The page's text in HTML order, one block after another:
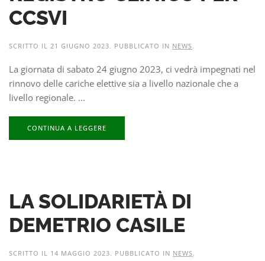
CCSVI
SCRITTO IL 21 GIUGNO 2023. PUBBLICATO IN NEWS.
La giornata di sabato 24 giugno 2023, ci vedrà impegnati nel
rinnovo delle cariche elettive sia a livello nazionale che a
livello regionale. ...
CONTINUA A LEGGERE
LA SOLIDARIETÀ DI
DEMETRIO CASILE
SCRITTO IL 14 MAGGIO 2023. PUBBLICATO IN NEWS.